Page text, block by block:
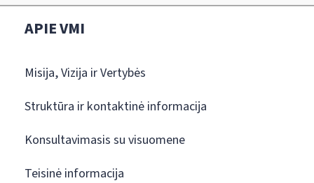
APIE VMI
Misija, Vizija ir Vertybės
Struktūra ir kontaktinė informacija
Konsultavimasis su visuomene
Teisinė informacija